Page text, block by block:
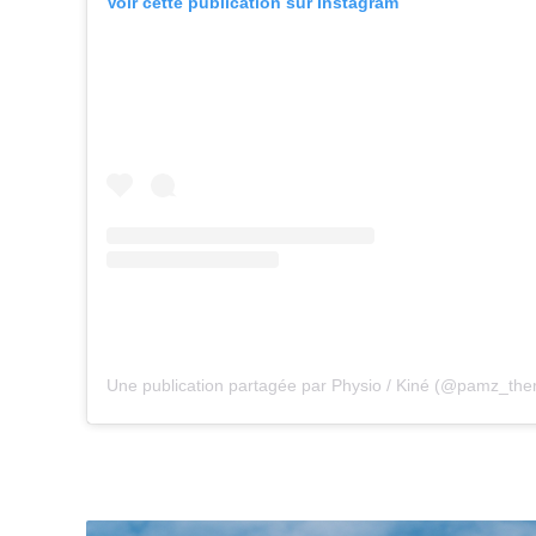
Une publication partagée par Physio / Kiné